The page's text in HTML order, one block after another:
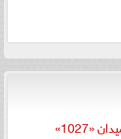
«1027»